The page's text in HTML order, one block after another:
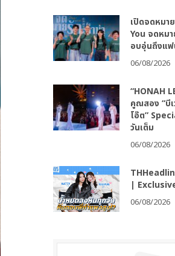
เปิดจดหมา
You จดหม
อบอุ่นถึงแฟ
06/08/2026
“HONAH
คูณสอง “บี
โอ๊ต”
วันเต็ม
06/08/2026
|
06/08/2026